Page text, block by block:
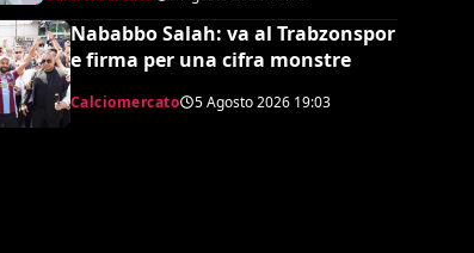
Nababbo Salah: va al Trabzonspor
e firma per una cifra monstre
Calciomercato 5 Agosto 2026 19:03